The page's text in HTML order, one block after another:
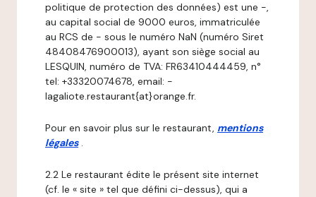
politique de protection des données) est une -,
au capital social de 9000 euros, immatriculée
au RCS de - sous le numéro NaN (numéro Siret
48408476900013), ayant son siège social au
LESQUIN, numéro de TVA: FR63410444459, n°
tel: +33320074678, email: -
lagaliote.restaurant{at}orange.fr.
Pour en savoir plus sur le restaurant, mentions
légales .
2.2 Le restaurant édite le présent site internet
(cf. le « site » tel que défini ci-dessus), qui a